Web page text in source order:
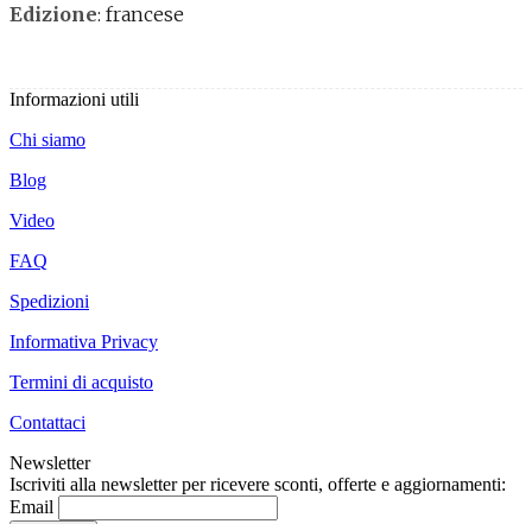
Edizione: francese
Informazioni utili
Chi siamo
Blog
Video
FAQ
Spedizioni
Informativa Privacy
Termini di acquisto
Contattaci
Newsletter
Iscriviti alla newsletter per ricevere sconti, offerte e aggiornamenti:
Email